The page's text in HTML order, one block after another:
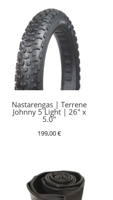
Nastarengas | Terrene
Johnny 5 Light | 26″ x
5.0″
199,00€